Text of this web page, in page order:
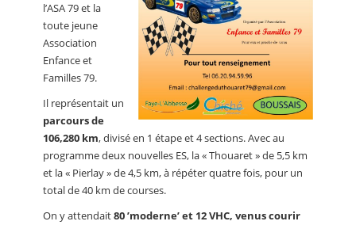
l’ASA 79 et la
toute jeune
Association
Enfance et
Familles 79.
Il représentait un
parcours de
106,280 km, divisé en 1 étape et 4 sections. Avec au
programme deux nouvelles ES, la « Thouaret » de 5,5 km
et la « Pierlay » de 4,5 km, à répéter quatre fois, pour un
total de 40 km de courses.
On y attendait80 ’moderne’ et 12 VHC, venus courir